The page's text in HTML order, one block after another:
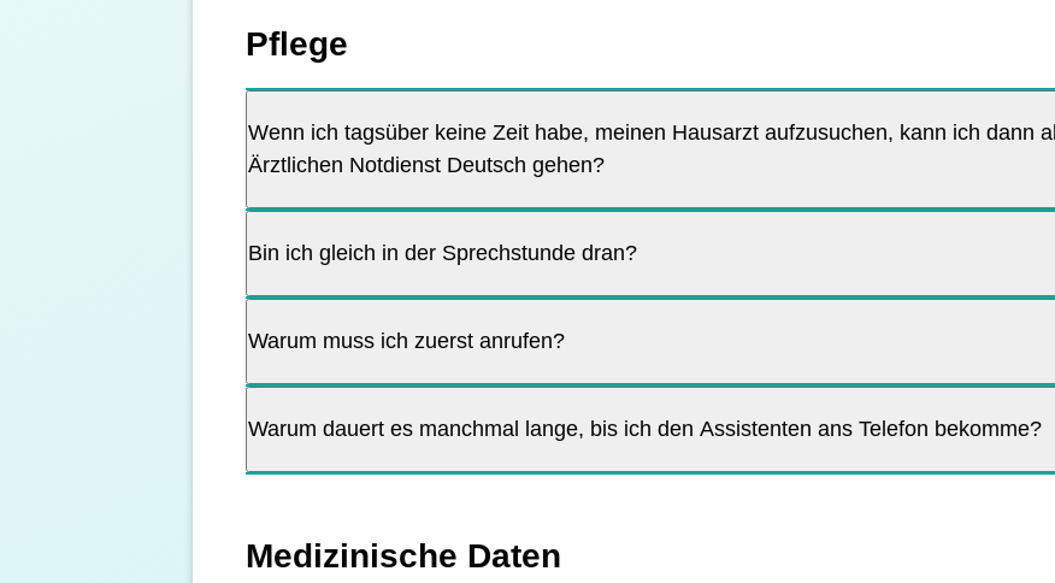
Pflege
Wenn ich tagsüber keine Zeit habe, meinen Hausarzt aufzusuchen, kann ich dann
Ärztlichen Notdienst Deutsch gehen?
Bin ich gleich in der Sprechstunde dran?
Warum muss ich zuerst anrufen?
Warum dauert es manchmal lange, bis ich den Assistenten ans Telefon bekomme?
Medizinische Daten